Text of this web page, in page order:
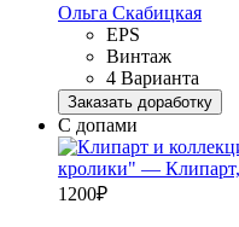
Ольга Скабицкая
EPS
Винтаж
4 Варианта
Заказать доработку
С допами
1200₽